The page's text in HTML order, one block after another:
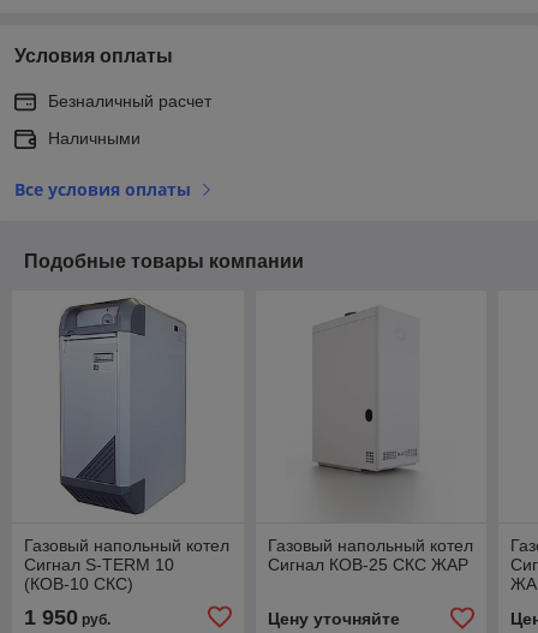
Условия оплаты
Безналичный расчет
Наличными
Все условия оплаты
Подобные товары компании
Газовый напольный котел
Сигнал S-TERM 10
(КОВ-10 СКС)
1 950 руб.
Газовый напольный котел
Сигнал КОВ-25 СКС ЖАР
Цену уточняйте